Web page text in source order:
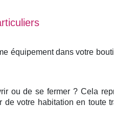
équipement dans votre
ou de se fermer ? Cela
votre habitation en toute